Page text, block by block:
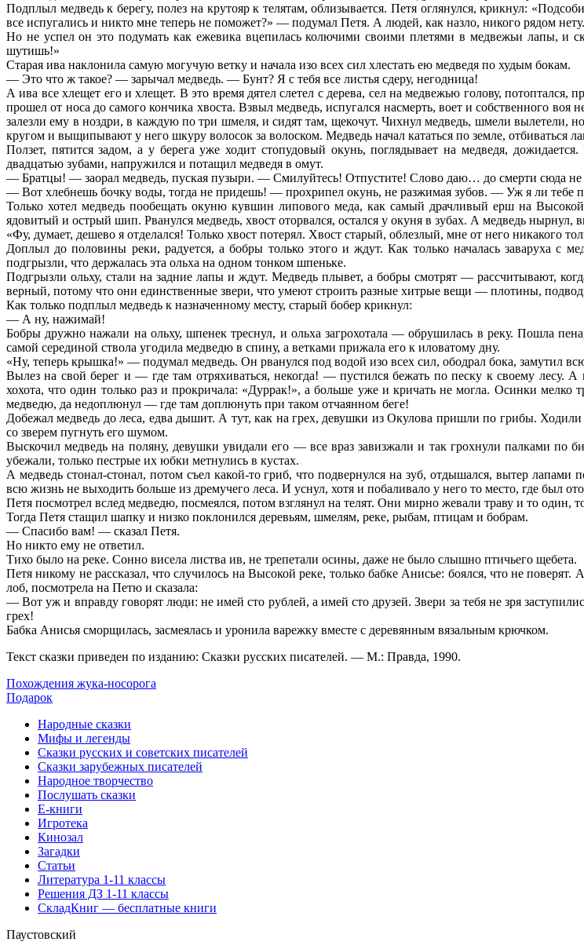
Подплыл медведь к берегу, полез на крутояр к телятам, облизывается. Петя оглянулся, крикнул:
все испугались и никто мне теперь не поможет?» — подумал Петя. А людей, как назло, никого рядом нету.
Но не успел он это подумать как ежевика вцепилась колючими своими плетями в медвежьи лапы, и
шутишь!»
Старая ива наклонила самую могучую ветку и начала изо всех сил хлестать ею медведя по худым бокам.
— Это что ж такое? — зарычал медведь. — Бунт? Я с тебя все листья сдеру, негодница!
А ива все хлещет его и хлещет. В это время дятел слетел с дерева, сел на медвежью голову,
прошел от носа до самого кончика хвоста. Взвыл медведь, испугался насмерть, воет и собственного
залезли ему в ноздри, в каждую по три шмеля, и сидят там, щекочут. Чихнул медведь, шмели вылетели,
кругом и выщипывают у него шкуру волосок за волоском. Медведь начал кататься по земле, отбиваться
Ползет, пятится задом, а у берега уже ходит стопудовый окунь, поглядывает на медведя,
двадцатью зубами, напружился и потащил медведя в омут.
— Братцы! — заорал медведь, пуская пузыри. — Смилуйтесь! Отпустите! Слово даю… до смерти сюда
— Вот хлебнешь бочку воды, тогда не придешь! — прохрипел окунь, не разжимая зубов. — Уж я ли
Только хотел медведь пообещать окуню кувшин липового меда, как самый драчливый ерш на
ядовитый и острый шип. Рванулся медведь, хвост оторвался, остался у окуня в зубах. А медведь
«Фу, думает, дешево я отделался! Только хвост потерял. Хвост старый, облезлый, мне от него никакого
Доплыл до половины реки, радуется, а бобры только этого и ждут. Как только началась заваруха с
подгрызли, что держалась эта ольха на одном тонком шпеньке.
Подгрызли ольху, стали на задние лапы и ждут. Медведь плывет, а бобры смотрят — рассчитывают,
верный, потому что они единственные звери, что умеют строить разные хитрые вещи — плотины,
Как только подплыл медведь к назначенному месту, старый бобер крикнул:
— А ну, нажимай!
Бобры дружно нажали на ольху, шпенек треснул, и ольха загрохотала — обрушилась в реку. Пошла
самой серединой ствола угодила медведю в спину, а ветками прижала его к иловатому дну.
«Ну, теперь крышка!» — подумал медведь. Он рванулся под водой изо всех сил, ободрал бока, замутил
Вылез на свой берег и — где там отряхиваться, некогда! — пустился бежать по песку к своему лесу.
хохота, что один только раз и прокричала: «Дуррак!», а больше уже и кричать не могла. Осинки
медведю, да недоплюнул — где там доплюнуть при таком отчаянном беге!
Добежал медведь до леса, едва дышит. А тут, как на грех, девушки из Окулова пришли по грибы.
со зверем пугнуть его шумом.
Выскочилмедведь на поляну, девушки увидали его — все враз завизжали и так грохнули палками по
убежали, только пестрые их юбки метнулись в кустах.
А медведь стонал-стонал, потом съел какой-то гриб, что подвернулся на зуб, отдышался, вытер лапами
всю жизнь не выходить больше из дремучего леса. И уснул, хотя и побаливало у него то место, где был
Петя посмотрел вслед медведю, посмеялся, потом взглянул на телят. Они мирно жевали траву и то один,
Тогда Петя стащил шапку и низко поклонился деревьям, шмелям, реке, рыбам, птицам и бобрам.
— Спасибо вам! — сказал Петя.
Но никто ему не ответил.
Тихо было на реке. Сонно висела листва ив, не трепетали осины, даже не было слышно птичьего щебета.
Петя никому не рассказал, что случилось на Высокой реке, только бабке Анисье: боялся, что не
лоб, посмотрела на Петю и сказала:
— Вот уж и вправду говорят люди: не имей сто рублей, а имей сто друзей. Звери за тебя не зря
грех!
Бабка Анисья сморщилась, засмеялась и уронила варежку вместе с деревянным вязальным крючком.
Текст сказки приведен по изданию: Сказки русских писателей. — М.: Правда, 1990.
Похождения жука-носорога
Подарок
Народные сказки
Мифы и легенды
Сказки русских и советских писателей
Сказки зарубежных писателей
Народное творчество
Послушать сказки
Е-книги
Игротека
Кинозал
Загадки
Статьи
Литература 1-11 классы
Решения ДЗ 1-11 классы
СкладКниг — бесплатные книги
Паустовский